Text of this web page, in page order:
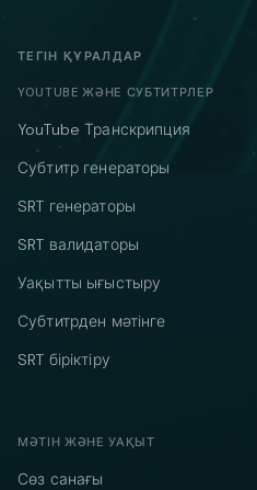
ТЕГІН ҚҰРАЛДАР
YOUTUBE ЖӘНЕ СУБТИТРЛЕР
YouTube Транскрипция
Субтитр генераторы
SRT генераторы
SRT валидаторы
Уақытты ығыстыру
Субтитрден мәтінге
SRT біріктіру
МӘТІН ЖӘНЕ УАҚЫТ
Сөз санағы